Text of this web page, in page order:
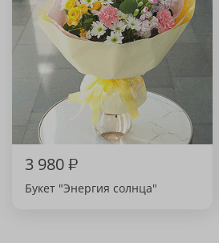
3 980₽
Букет "Энергия солнца"